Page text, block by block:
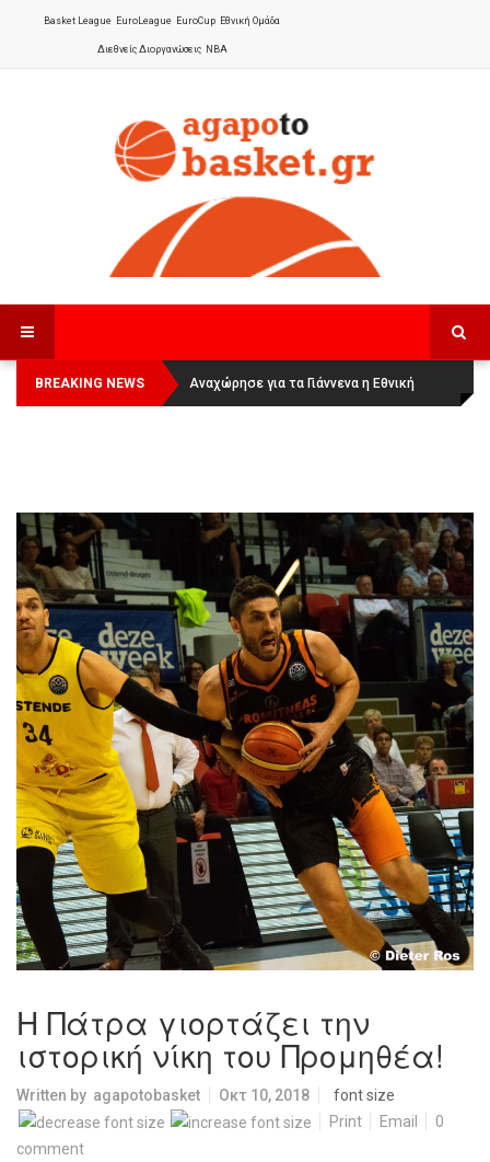
Basket League EuroLeague EuroCup Εθνική Ομάδα
Διεθνείς Διοργανώσεις NBA
BREAKING NEWS
Οι Πάνθηρες Καβάλας στην Women
Basketball League 1
Αναχώρησε για τα Γιάννενα η Εθνική
Γυναικών:
Η Πάτρα γιορτάζει την
ιστορική νίκη του Προμηθέα!
Written by agapotobasket Οκτ 10, 2018
font size
Print
Email
0
comment